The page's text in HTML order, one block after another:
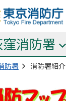
消防署
防署 消防署紹介